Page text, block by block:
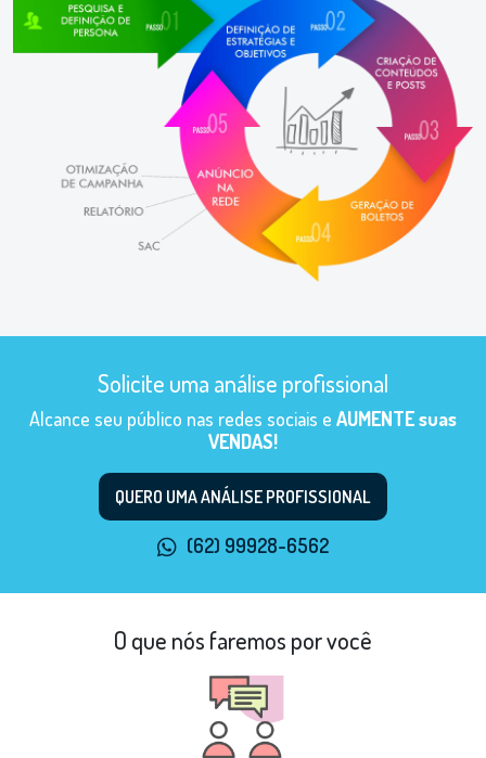
Solicite uma análise profissional
Alcance seu público nas redes sociais e AUMENTE suas
VENDAS!
QUERO UMA ANÁLISE PROFISSIONAL
(62) 99928-6562
O que nós faremos por você